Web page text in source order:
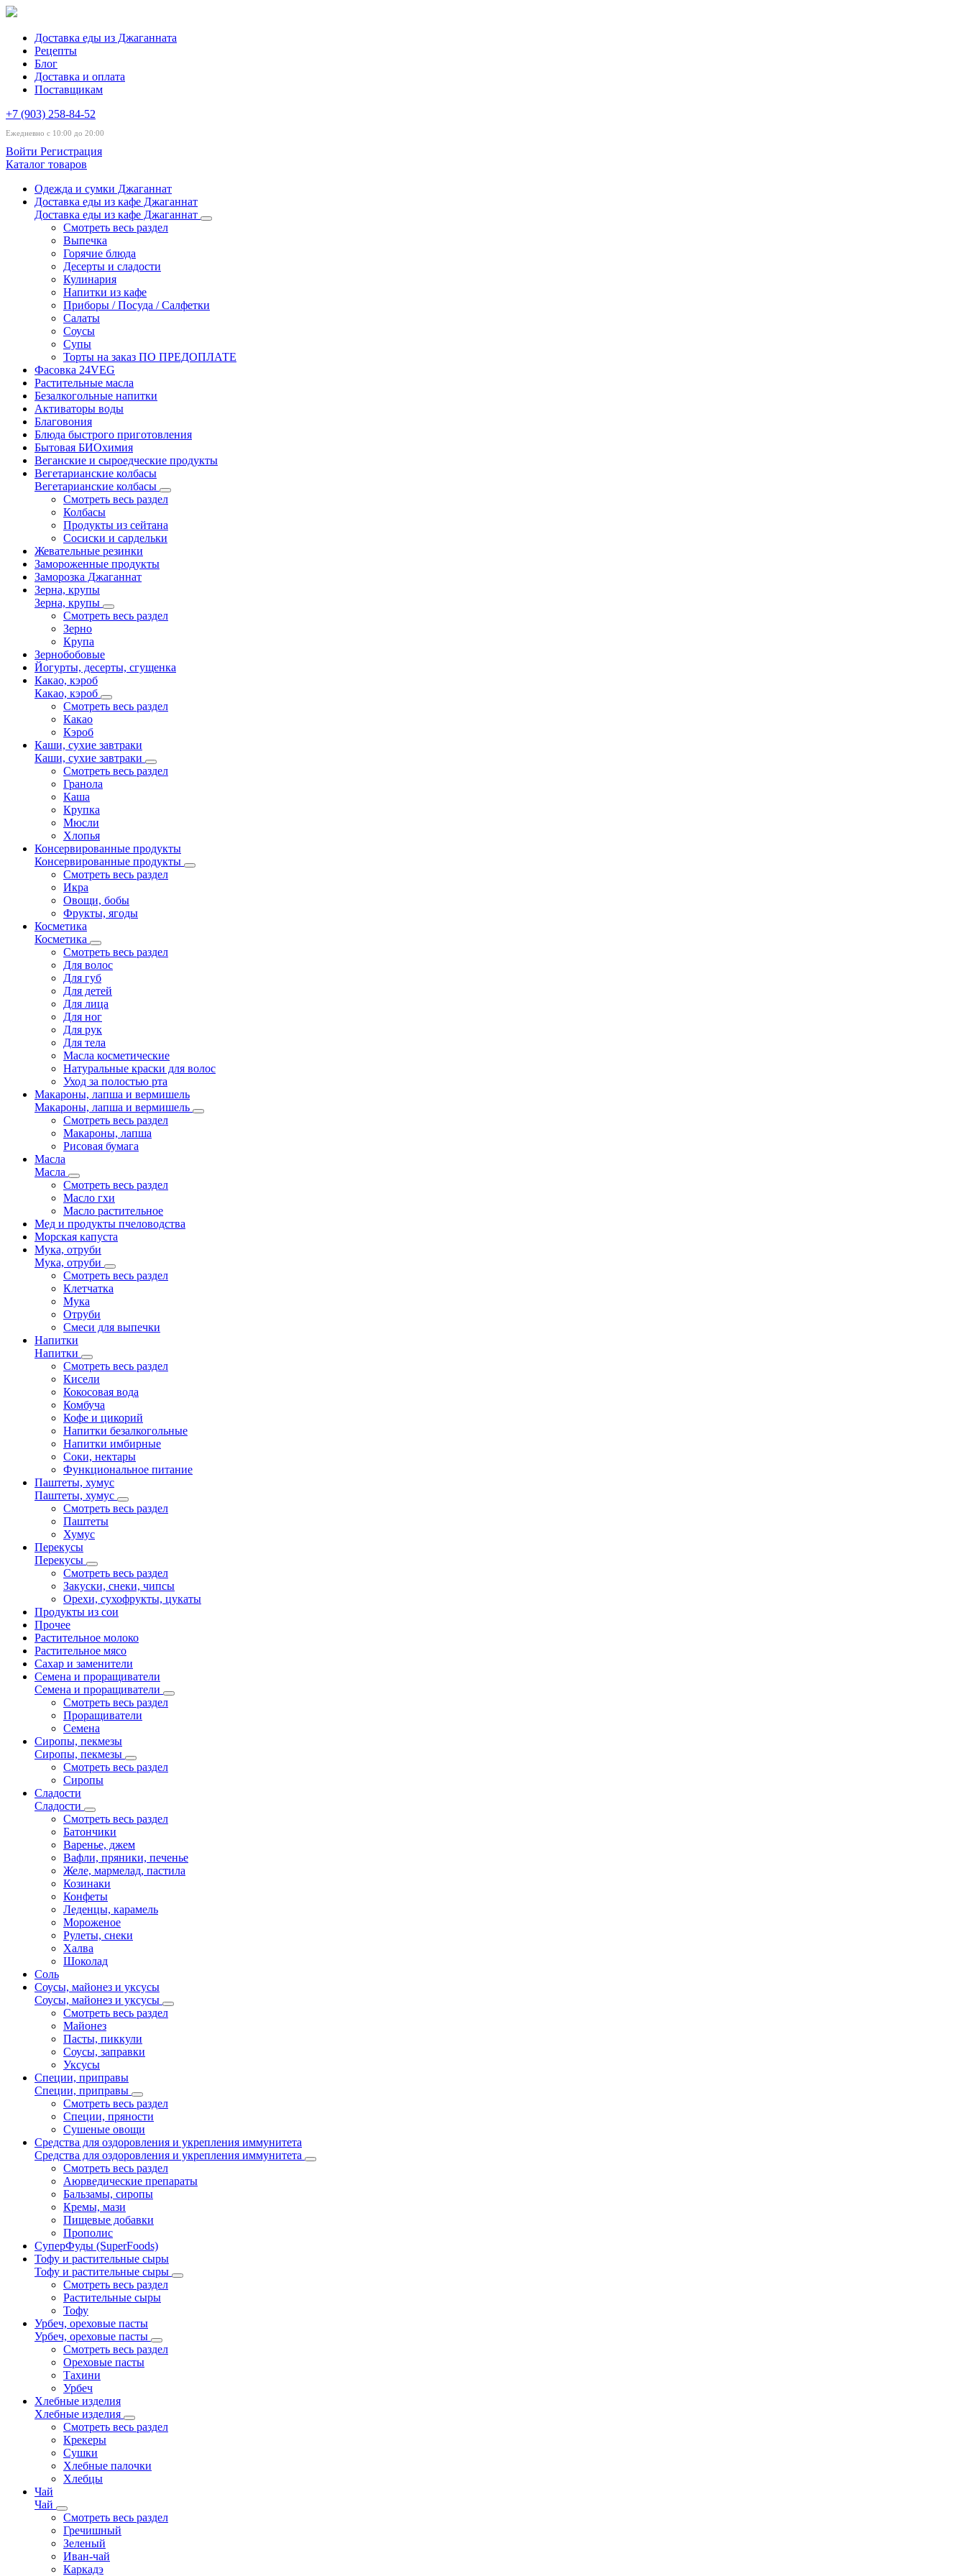
Доставка еды из Джаганната
Рецепты
Блог
Доставка и оплата
Поставщикам
+7 (903) 258-84-52
Ежедневно с 10:00 до 20:00
Войти Регистрация
Каталог товаров
Одежда и сумки Джаганнат
Доставка еды из кафе Джаганнат
Доставка еды из кафе Джаганнат
Смотреть весь раздел
Выпечка
Горячие блюда
Десерты и сладости
Кулинария
Напитки из кафе
Приборы / Посуда / Салфетки
Салаты
Соусы
Супы
Торты на заказ ПО ПРЕДОПЛАТЕ
Фасовка 24VEG
Растительные масла
Безалкогольные напитки
Активаторы воды
Благовония
Блюда быстрого приготовления
Бытовая БИОхимия
Веганские и сыроедческие продукты
Вегетарианские колбасы
Вегетарианские колбасы
Смотреть весь раздел
Колбасы
Продукты из сейтана
Сосиски и сардельки
Жевательные резинки
Замороженные продукты
Заморозка Джаганнат
Зерна, крупы
Зерна, крупы
Смотреть весь раздел
Зерно
Крупа
Зернобобовые
Йогурты, десерты, сгущенка
Какао, кэроб
Какао, кэроб
Смотреть весь раздел
Какао
Кэроб
Каши, сухие завтраки
Каши, сухие завтраки
Смотреть весь раздел
Гранола
Каша
Крупка
Мюсли
Хлопья
Консервированные продукты
Консервированные продукты
Смотреть весь раздел
Икра
Овощи, бобы
Фрукты, ягоды
Косметика
Косметика
Смотреть весь раздел
Для волос
Для губ
Для детей
Для лица
Для ног
Для рук
Для тела
Масла косметические
Натуральные краски для волос
Уход за полостью рта
Макароны, лапша и вермишель
Макароны, лапша и вермишель
Смотреть весь раздел
Макароны, лапша
Рисовая бумага
Масла
Масла
Смотреть весь раздел
Масло гхи
Масло растительное
Мед и продукты пчеловодства
Морская капуста
Мука, отруби
Мука, отруби
Смотреть весь раздел
Клетчатка
Мука
Отруби
Смеси для выпечки
Напитки
Напитки
Смотреть весь раздел
Кисели
Кокосовая вода
Комбуча
Кофе и цикорий
Напитки безалкогольные
Напитки имбирные
Соки, нектары
Функциональное питание
Паштеты, хумус
Паштеты, хумус
Смотреть весь раздел
Паштеты
Хумус
Перекусы
Перекусы
Смотреть весь раздел
Закуски, снеки, чипсы
Орехи, сухофрукты, цукаты
Продукты из сои
Прочее
Растительное молоко
Растительное мясо
Сахар и заменители
Семена и проращиватели
Семена и проращиватели
Смотреть весь раздел
Проращиватели
Семена
Сиропы, пекмезы
Сиропы, пекмезы
Смотреть весь раздел
Сиропы
Сладости
Сладости
Смотреть весь раздел
Батончики
Варенье, джем
Вафли, пряники, печенье
Желе, мармелад, пастила
Козинаки
Конфеты
Леденцы, карамель
Мороженое
Рулеты, снеки
Халва
Шоколад
Соль
Соусы, майонез и уксусы
Соусы, майонез и уксусы
Смотреть весь раздел
Майонез
Пасты, пиккули
Соусы, заправки
Уксусы
Специи, приправы
Специи, приправы
Смотреть весь раздел
Специи, пряности
Сушеные овощи
Средства для оздоровления и укрепления иммунитета
Средства для оздоровления и укрепления иммунитета
Смотреть весь раздел
Аюрведические препараты
Бальзамы, сиропы
Кремы, мази
Пищевые добавки
Прополис
СуперФуды (SuperFoods)
Тофу и растительные сыры
Тофу и растительные сыры
Смотреть весь раздел
Растительные сыры
Тофу
Урбеч, ореховые пасты
Урбеч, ореховые пасты
Смотреть весь раздел
Ореховые пасты
Тахини
Урбеч
Хлебные изделия
Хлебные изделия
Смотреть весь раздел
Крекеры
Сушки
Хлебные палочки
Хлебцы
Чай
Чай
Смотреть весь раздел
Гречишный
Зеленый
Иван-чай
Каркадэ